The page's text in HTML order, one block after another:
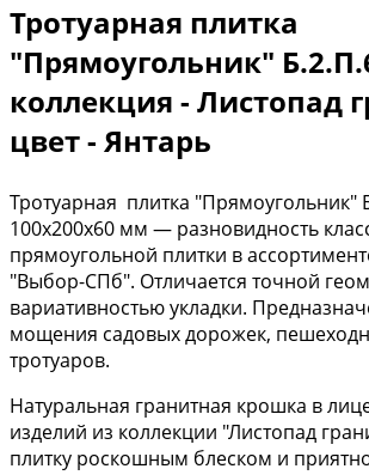
Тротуарная плитка
"Прямоугольник"
коллекция - Листопад
цвет - Янтарь
Тротуарная плитка "Прямоугольник"
100х200х60 мм — разновидность
прямоугольной плитки в
"Выбор-СПб". Отличается точной
вариативностью укладки.
мощения садовых дорожек,
тротуаров.
Натуральная гранитная крошка в
изделий из коллекции "Листопад
плитку роскошным блеском и